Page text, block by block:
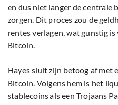
en dus niet langer de
zorgen. Dit proces zou de
rentes verlagen, wat gunstig
Bitcoin.
Hayes sluit zijn betoog af met
Bitcoin. Volgens hem is het
stablecoins als een Trojaans